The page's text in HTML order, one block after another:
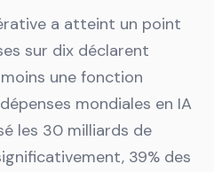
a atteint un point
sur dix déclarent
une fonction
mondiales en IA
les 30 milliards de
39% des